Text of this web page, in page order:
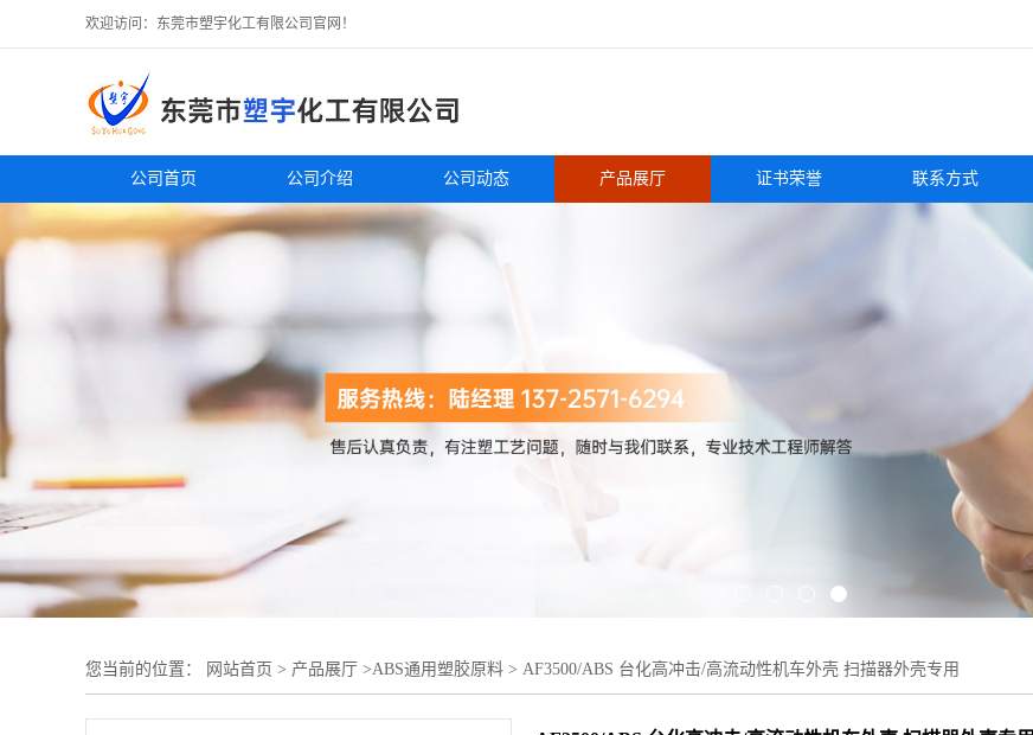
欢迎访问：东莞市塑宇化工有限公司官网！
公司首页 公司介绍 公司动态 产品展厅 证书荣誉 联系方式
您当前的位置： 网站首页 > 产品展厅 >ABS通用塑胶原料 > AF3500/ABS 台化高冲击/高流动性机车外壳 扫描器外壳专用